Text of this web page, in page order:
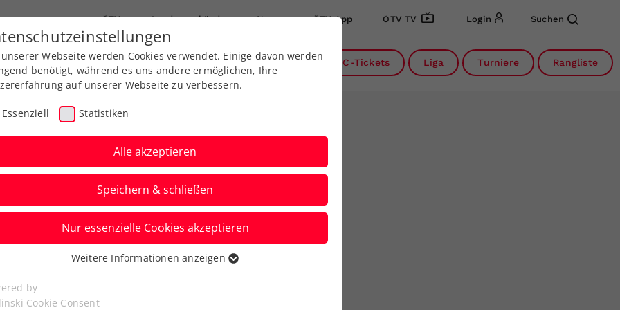
ÖTV Landesverbände News ÖTV App ÖTV TV Login Suchen
Ausbildung Services Über uns DC-Tickets Liga Turniere Rangliste
kassiert
Webseite werden Cookies verwendet. Einige davon werden
benötigt, während es uns andere ermöglichen, Ihre
auf unserer Webseite zu verbessern.
Essenziell Statistiken
Alle akzeptieren
Speichern & schließen
Nur essenzielle Cookies akzeptieren
Cookies werden für grundlegende Funktionen der
benötigt. Dadurch ist gewährleistet, dass die Webseite
Weitere Informationen anzeigen
by
Cookie Consent